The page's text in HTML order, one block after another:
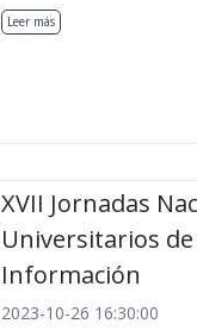
Leer más
XVII Jornadas
Universitarios
Información
2023-10-26 16:30:00